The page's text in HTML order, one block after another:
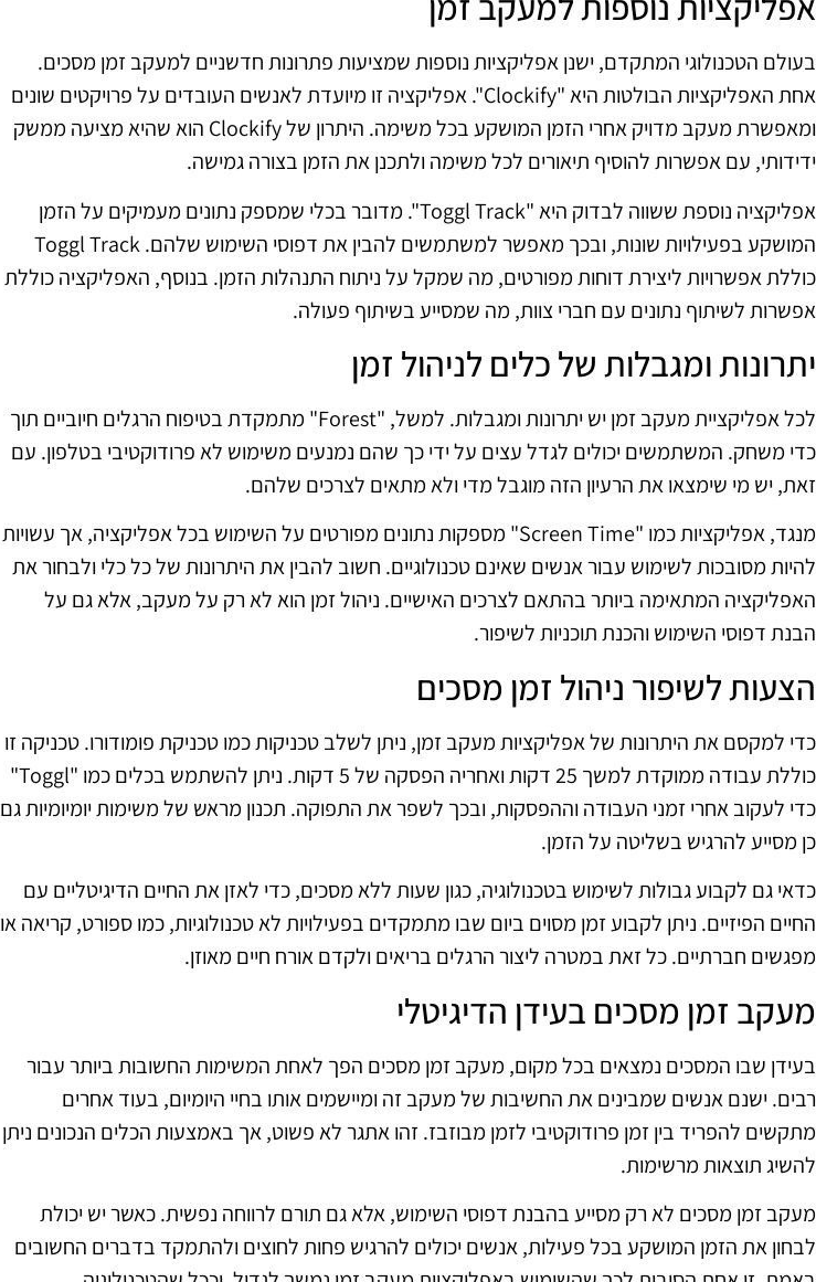
בעולם הטכנולוגי המתקדם, ישנן אפליקציות נוספות שמציעות פתרונות חדשניים למעקב זמן מסכים.
אחת האפליקציות הבולטות היא "Clockify". אפליקציה זו מיועדת לאנשים העובדים על פרויקטים שונים
ומאפשרת מעקב מדויק אחרי הזמן המושקע בכל משימה. היתרון של Clockify הוא שהיא מציעה ממשק
ידידותי, עם אפשרות להוסיף תיאורים לכל משימה ולתכנן את הזמן בצורה גמישה.
אפליקציה נוספת ששווה לבדוק היא "Toggl Track". מדובר בכלי שמספק נתונים מעמיקים על הזמן
המושקע בפעילויות שונות, ובכך מאפשר למשתמשים להבין את דפוסי השימוש שלהם. Toggl Track
כוללת אפשרויות ליצירת דוחות מפורטים, מה שמקל על ניתוח התנהלות הזמן. בנוסף, האפליקציה כוללת
אפשרות לשיתוף נתונים עם חברי צוות, מה שמסייע בשיתוף פעולה.
יתרונות ומגבלות של כלים לניהול זמן
לכל אפליקציית מעקב זמן יש יתרונות ומגבלות. למשל, "Forest" מתמקדת בטיפוח הרגלים חיוביים תוך
כדי משחק. המשתמשים יכולים לגדל עצים על ידי כך שהם נמנעים משימוש לא פרודוקטיבי בטלפון. עם
זאת, יש מי שימצאו את הרעיון הזה מוגבל מדי ולא מתאים לצרכים שלהם.
מנגד, אפליקציות כמו "Screen Time" מספקות נתונים מפורטים על השימוש בכל אפליקציה, אך עשויות
להיות מסובכות לשימוש עבור אנשים שאינם טכנולוגיים. חשוב להבין את היתרונות של כל כלי ולבחור את
האפליקציה המתאימה ביותר בהתאם לצרכים האישיים. ניהול זמן הוא לא רק על מעקב, אלא גם על
הבנת דפוסי השימוש והכנת תוכניות לשיפור.
הצעות לשיפור ניהול זמן מסכים
כדי למקסם את היתרונות של אפליקציות מעקב זמן, ניתן לשלב טכניקות כמו טכניקת פומודורו. טכניקה זו
כוללת עבודה ממוקדת למשך 25 דקות ואחריה הפסקה של 5 דקות. ניתן להשתמש בכלים כמו "Toggl"
כדי לעקוב אחרי זמני העבודה וההפסקות, ובכך לשפר את התפוקה. תכנון מראש של משימות יומיומיות גם
כן מסייע להרגיש בשליטה על הזמן.
כדאי גם לקבוע גבולות לשימוש בטכנולוגיה, כגון שעות ללא מסכים, כדי לאזן את החיים הדיגיטליים עם
החיים הפיזיים. ניתן לקבוע זמן מסוים ביום שבו מתמקדים בפעילויות לא טכנולוגיות, כמו ספורט, קריאה או
מפגשים חברתיים. כל זאת במטרה ליצור הרגלים בריאים ולקדם אורח חיים מאוזן.
מעקב זמן מסכים בעידן הדיגיטלי
בעידן שבו המסכים נמצאים בכל מקום, מעקב זמן מסכים הפך לאחת המשימות החשובות ביותר עבור
רבים. ישנם אנשים שמבינים את החשיבות של מעקב זה ומיישמים אותו בחיי היומיום, בעוד אחרים
מתקשים להפריד בין זמן פרודוקטיבי לזמן מבוזבז. זהו אתגר לא פשוט, אך באמצעות הכלים הנכונים ניתן
להשיג תוצאות מרשימות.
מעקב זמן מסכים לא רק מסייע בהבנת דפוסי השימוש, אלא גם תורם לרווחה נפשית. כאשר יש יכולת
לבחון את הזמן המושקע בכל פעילות, אנשים יכולים להרגיש פחות לחוצים ולהתמקד בדברים החשובים